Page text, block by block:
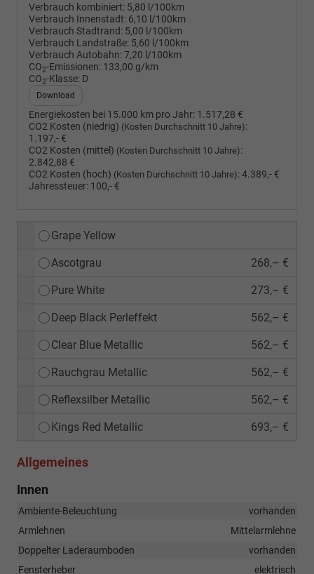
Verbrauch kombiniert: 5,80 l/100km
Verbrauch Innenstadt: 6,10 l/100km
Verbrauch Stadtrand: 5,00 l/100km
Verbrauch Landstraße: 5,60 l/100km
Verbrauch Autobahn:7,20 l/100km
CO2-Emissionen: 133,00 g/km
CO2-Klasse: D
Download
Energiekosten bei 15.000 km pro Jahr: 1.517,28 €
CO2 Kosten (niedrig) (Kosten Durchschnitt 10 Jahre):
1.197,- €
CO2 Kosten (mittel) (Kosten Durchschnitt 10 Jahre):
2.842,88 €
CO2 Kosten (hoch) (Kosten Durchschnitt 10 Jahre):4.389,- €
Jahressteuer: 100,- €
Grape Yellow
Ascotgrau 268,– €
Pure White 273,– €
Deep Black Perleffekt 562,– €
Clear Blue Metallic 562,– €
Rauchgrau Metallic 562,– €
Reflexsilber Metallic 562,– €
Kings Red Metallic 693,– €
Allgemeines
Innen
Ambiente-Beleuchtung
vorhanden
Armlehnen
Mittelarmlehne
Doppelter Laderaumboden
vorhanden
Fensterheber
elektrisch